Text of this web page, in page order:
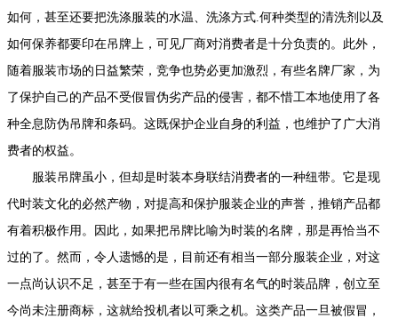
如何，甚至还要把洗涤服装的水温、洗涤方式.何种类型的清洗剂以及
如何保养都要印在吊牌上，可见厂商对消费者是十分负责的。此外，
随着服装市场的日益繁荣，竞争也势必更加激烈，有些名牌厂家，为
了保护自己的产品不受假冒伪劣产品的侵害，都不惜工本地使用了各
种全息防伪吊牌和条码。这既保护企业自身的利益，也维护了广大消
费者的权益。
服装吊牌虽小，但却是时装本身联结消费者的一种纽带。它是现
代时装文化的必然产物，对提高和保护服装企业的声誉，推销产品都
有着积极作用。因此，如果把吊牌比喻为时装的名牌，那是再恰当不
过的了。然而，令人遗憾的是，目前还有相当一部分服装企业，对这
一点尚认识不足，甚至于有一些在国内很有名气的时装品牌，创立至
今尚未注册商标，这就给投机者以可乘之机。这类产品一旦被假冒，